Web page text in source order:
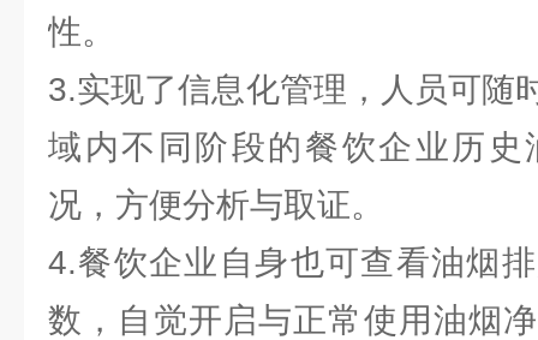
性。
3.实现了信息化管理，人员可随
域内不同阶段的餐饮企业历史
况，方便分析与取证。
4.餐饮企业自身也可查看油烟
数，自觉开启与正常使用油烟